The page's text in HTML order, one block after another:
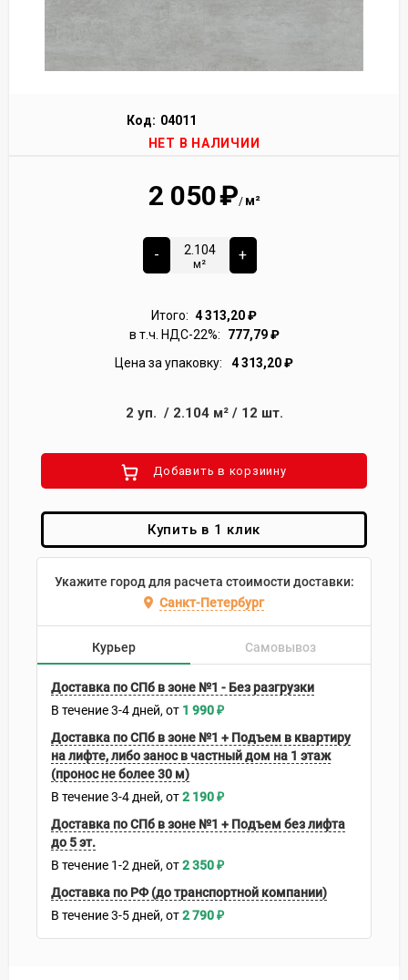
Код: 04011
НЕТ В НАЛИЧИИ
2 050₽/ м²
-
м²
+
Итого: 4 313,20₽
в т.ч. НДС-22%:
777,79₽
Цена за упаковку:
4 313,20₽
2 уп. / 2.104м²/ 12 шт.
Добавить в корзиину
Купить в 1 клик
Укажите город для расчета стоимости доставки:
Санкт-Петербург
Курьер Самовывоз
Доставка по СПб в зоне №1 - Без разгрузки
В течение3-4 дней 1 990₽
Доставка по СПб в зоне №1 + Подъем в квартиру
на лифте, либо занос в частный дом на 1 этаж
(пронос не более 30 м)
В течение3-4 дней 2 190₽
Доставка по СПб в зоне №1 + Подъем без лифта
до 5 эт.
В течение 1-2 дней 2 350₽
Доставка по РФ (до транспортной компании)
В течение3-5 дней 2 790₽